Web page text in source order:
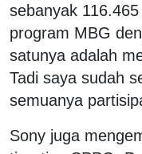
sebanyak
program MBG
satunya adalah
Tadi saya sudah
semuanya
Sony juga